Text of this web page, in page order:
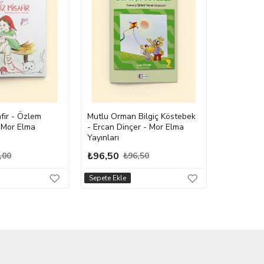
- Özlem
Elma
Mutlu Orman Bilgiç Köstebek
- Ercan Dinçer - Mor Elma
Yayınları
₺96,50 ₺96,50
Sepete Ekle